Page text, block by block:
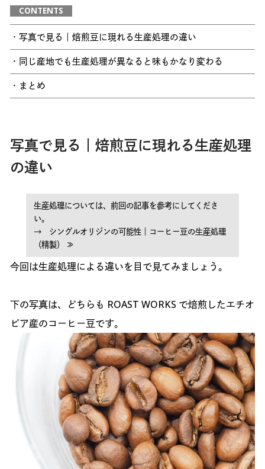
CONTENTS
・写真で見る｜焙煎豆に現れる生産処理の違い
・同じ産地でも生産処理が異なると味もかなり変わる
・まとめ
写真で見る｜焙煎豆に現れる生産処理
の違い
生産処理については、前回の記事を参考にしてくださ
い。
→ シングルオリジンの可能性｜コーヒー豆の生産処理
（精製） ≫
今回は生産処理による違いを目で見てみましょう。
下の写真は、どちらも ROAST WORKS で焙煎したエチオ
ピア産のコーヒー豆です。